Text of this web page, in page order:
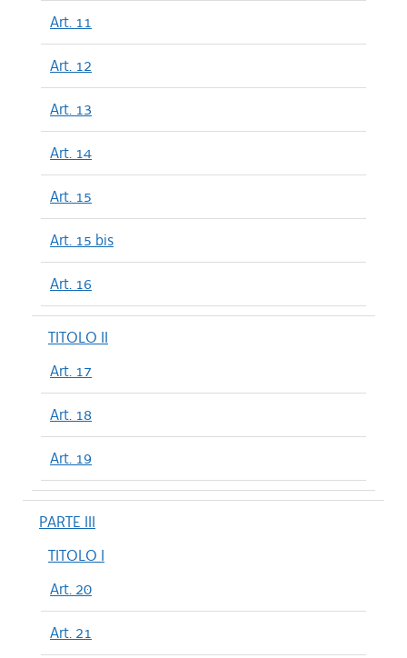
Art. 11
Art. 12
Art. 13
Art. 14
Art. 15
Art. 15 bis
Art. 16
TITOLO II
Art. 17
Art. 18
Art. 19
PARTE III
TITOLO I
Art. 20
Art. 21